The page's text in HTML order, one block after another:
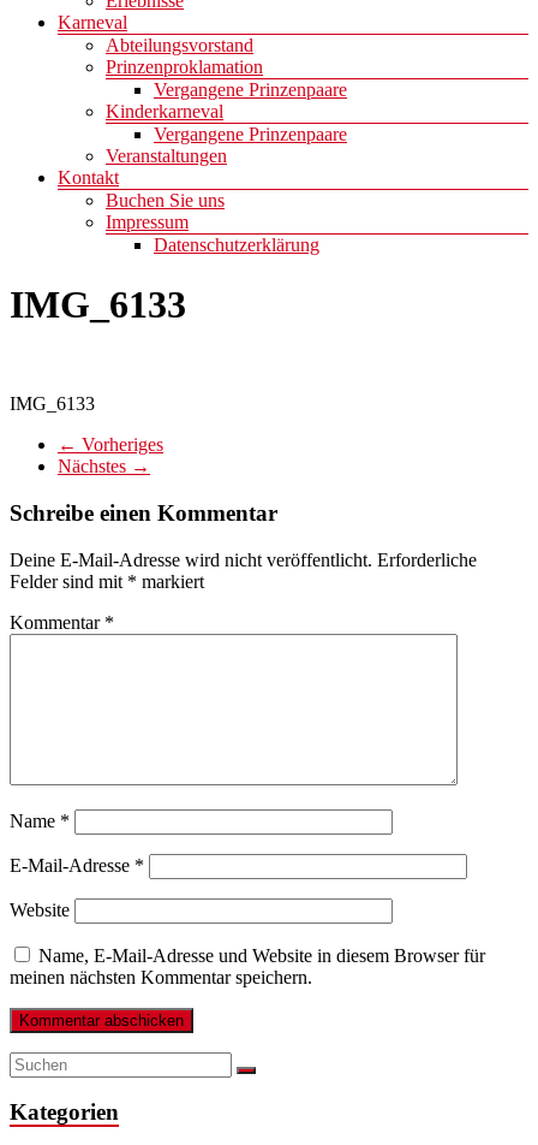
Karneval
Abteilungsvorstand
Prinzenproklamation
Vergangene Prinzenpaare
Kinderkarneval
Vergangene Prinzenpaare
Veranstaltungen
Kontakt
Buchen Sie uns
Impressum
Datenschutzerklärung
IMG_6133
IMG_6133
← Vorheriges
Nächstes →
Schreibe einen Kommentar
Deine E-Mail-Adresse wird nicht veröffentlicht. Erforderliche
Felder sind mit * markiert
Kommentar *
Name *
E-Mail-Adresse *
Website
Name, E-Mail-Adresse und Website in diesem Browser für
meinen nächsten Kommentar speichern.
Kategorien